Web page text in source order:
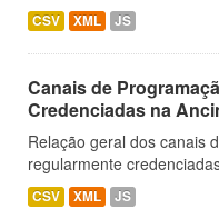
CSV XML JS
Canais de
Credenciadas na
Relação geral dos canais
regularmente
CSV XML JS